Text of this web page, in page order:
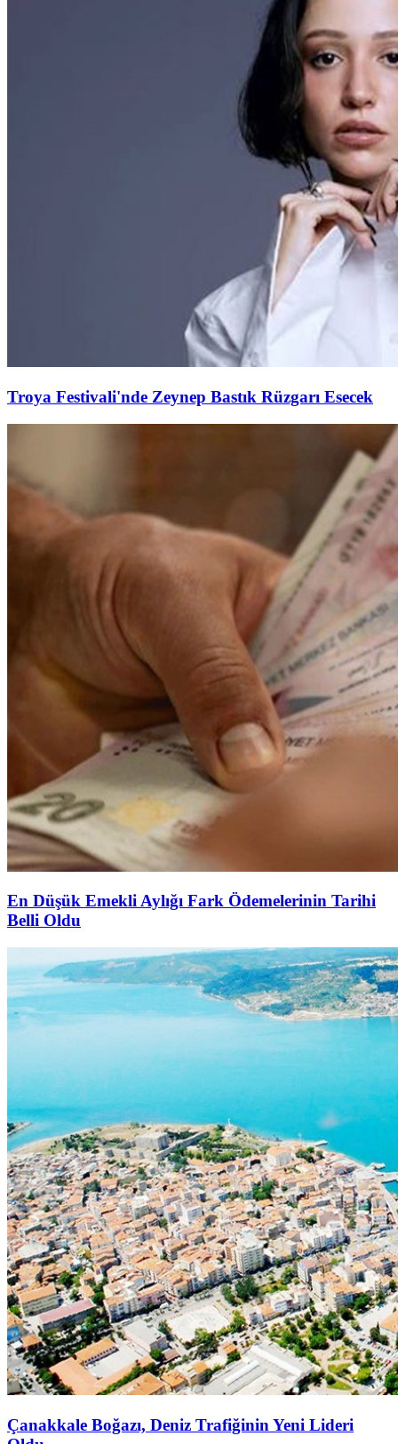
Troya Festivali'nde Zeynep Bastık Rüzgarı Esecek
En Düşük Emekli Aylığı Fark Ödemelerinin Tarihi
Belli Oldu
Çanakkale Boğazı, Deniz Trafiğinin Yeni Lideri